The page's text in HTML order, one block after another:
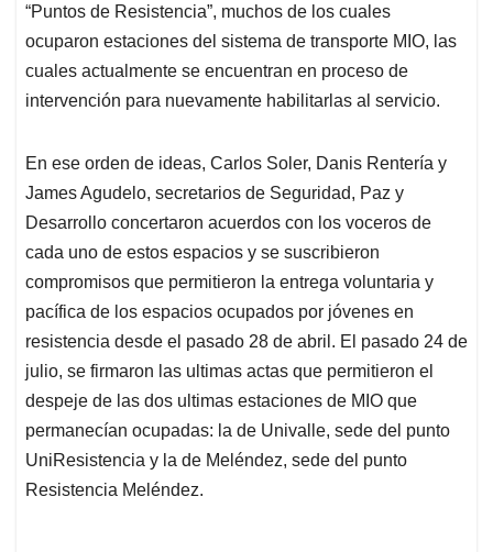
“Puntos de Resistencia”, muchos de los cuales
ocuparon estaciones del sistema de transporte MIO, las
cuales actualmente se encuentran en proceso de
intervención para nuevamente habilitarlas al servicio.
En ese orden de ideas, Carlos Soler, Danis Rentería y
James Agudelo, secretarios de Seguridad, Paz y
Desarrollo concertaron acuerdos con los voceros de
cada uno de estos espacios y se suscribieron
compromisos que permitieron la entrega voluntaria y
pacífica de los espacios ocupados por jóvenes en
resistencia desde el pasado 28 de abril. El pasado 24 de
julio, se firmaron las ultimas actas que permitieron el
despeje de las dos ultimas estaciones de MIO que
permanecían ocupadas: la de Univalle, sede del punto
UniResistencia y la de Meléndez, sede del punto
Resistencia Meléndez.